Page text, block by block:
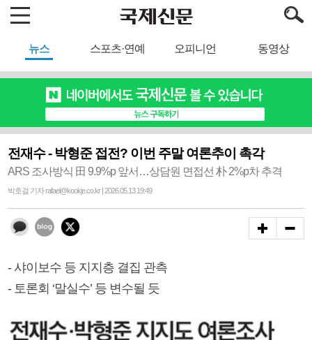
뉴스 스포츠·연예 오피니언 동영상
전재수 - 박형준 접전? 이번 주말 여론추이 촉각
ARS 조사방식 田 9.9%p 앞서…상담원 면접선 朴 2%p차 추격
박호걸 기자 rafael@kookje.co.kr | 2026.05.13 19:49
- 샤이보수 등 지지층 결집 관측
- 토론회 ‘말실수’ 등 변수될 듯